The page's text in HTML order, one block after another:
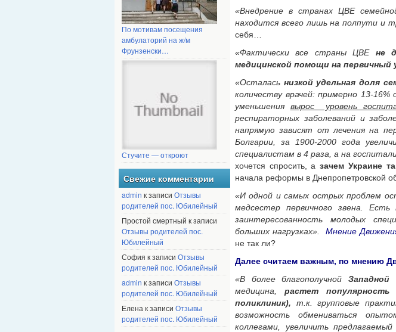
По мотивам посещения
амбулаторий на ж/м
Фрунзенски…
Стучите — откроют
Свежие комментарии
admin к записи Отзывы
родителей пос. Юбилейный
Простой смертный к записи
Отзывы родителей пос.
Юбилейный
София к записи Отзывы
родителей пос. Юбилейный
admin к записи Отзывы
родителей пос. Юбилейный
Елена к записи Отзывы
родителей пос. Юбилейный
«Внедрение в странах ЦВЕ
находится всего лишь на полпути и
себя…
«Фактически все страны ЦВЕ не
медицинской помощи на первичный
«Осталась низкой удельная доля
количеству врачей: примерно 13-
уменьшения вырос уровень
респираторных заболеваний и
напрямую зависят от лечения на
Болгарии, за 1900-2000 года
специалистам в 4 раза, а на
хочется спросить, азачем Украине
начала реформы в Днепропетровской
«И одной и самых острых проблем
медсестер первичного звена. Есть
заинтересованность молодых
больших нагрузках». Мнение
не так ли?
Далее считаем важным, по мнению
«В более благополучной Западной
медицина, растет популярность
поликлиник), т.к. групповые
возможность обмениваться
коллегами, увеличить предлагаемый